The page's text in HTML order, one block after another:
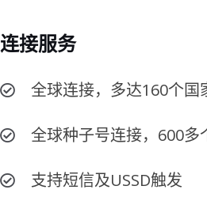
连接服务
全球连接，多达160个国
全球种子号连接，600多
支持短信及USSD触发